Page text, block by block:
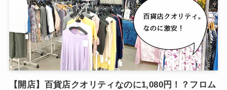
【開店】百貨店クオリティなのに1,080円！？フロム